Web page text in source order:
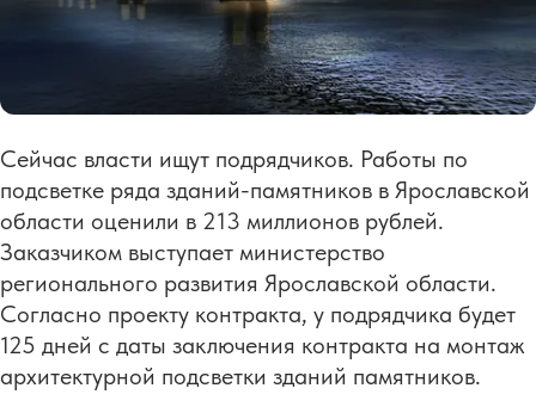
Сейчас власти ищут подрядчиков. Работы по
подсветке ряда зданий-памятников в Ярославской
области оценили в 213 миллионов рублей.
Заказчиком выступает министерство
регионального развития Ярославской области.
Согласно проекту контракта, у подрядчика будет
125 дней с даты заключения контракта на монтаж
архитектурной подсветки зданий памятников.